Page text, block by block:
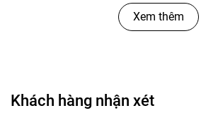
Xem thêm
Khách hàng nhận xét